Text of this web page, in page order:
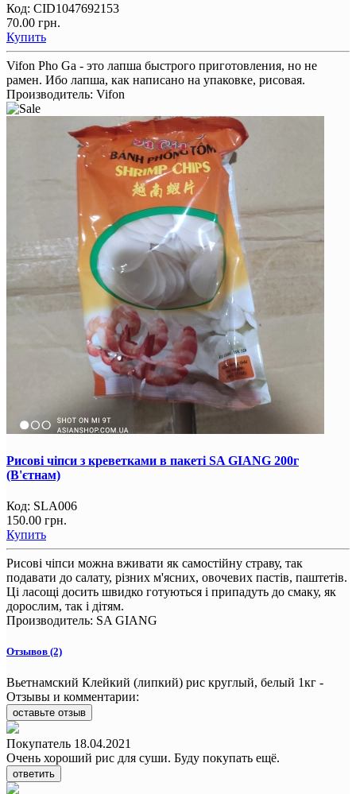
Код: CID1047692153
70.00 грн.
Купить
Vifon Pho Ga - это лапша быстрого приготовления, но не
рамен. Ибо лапша, как написано на упаковке, рисовая.
Производитель: Vifon
Рисові чіпси з креветками в пакеті SA GIANG 200г
(В'єтнам)
Код: SLA006
150.00 грн.
Купить
Рисові чіпси можна вживати як самостійну страву, так
подавати до салату, різних м'ясних, овочевих пастів, паштетів.
Ці ласощі досить швидко готуються і припадуть до смаку, як
дорослим, так і дітям.
Производитель: SA GIANG
Отзывов (2)
Вьетнамский Клейкий (липкий) рис круглый, белый 1кг -
Отзывы и комментарии:
оставьте отзыв
Покупатель 18.04.2021
Очень хороший рис для суши. Буду покупать ещё.
ответить